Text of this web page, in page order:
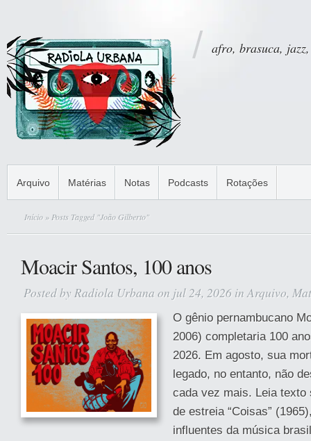
afro, brasuca,
Arquivo Matérias Notas Podcasts Rotações
Início » Posts Tagged "João Gilberto"
Moacir Santos, 100 anos
Posted by Radiola Urbana on jul 24, 2026 inArquivo,
O gênio pernambucano
2006) completaria 100
2026. Em agosto, sua
legado, no entanto, não
cada vez mais. Leia texto
de estreia “Coisas”
influentes da música